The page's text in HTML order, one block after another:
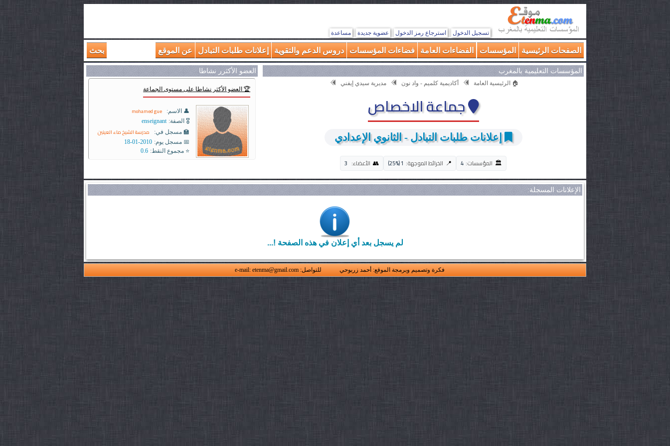
تسجيل الدخول استرجاع رمز الدخول عضوية جديدة مساعدة
الصفحات الرئيسية المؤسسات الفضاءات العامة فضاءات المؤسسات دروس الدعم والتقوية إعلانات طلبات التبادل عن الموقع بحث
المؤسسات التعليمية بالمغرب
🏠 الرئيسية العامة أكاديمية كلميم - واد نون مديرية سيدي إيفني
جماعة الاخصاص
إعلانات طلبات التبادل - الثانوي الإعدادي
🏛️ المؤسسات: 4
📍 الخرائط الموجهة: 1 (25%)
👥 الأعضاء: 3
العضو الأكثرر نشاطا
🏆 العضو الأكثر نشاطا على مستوى الجماعة
👤 الاسم: mohamed gue
🎖️ الصفة: enseignant
🏫 مسجل في:
مدرسة الشيخ ماء العينين
📅 مسجل يوم: 2010-01-18
⭐ مجموع النقط: 0.6
الإعلانات المسجلة:
لم يسجل بعد أي إعلان في هذه الصفحة !...
فكرة وتصميم وبرمجة الموقع: أحمد زربوحي للتواصل: e-mail: etenma@gmail.com